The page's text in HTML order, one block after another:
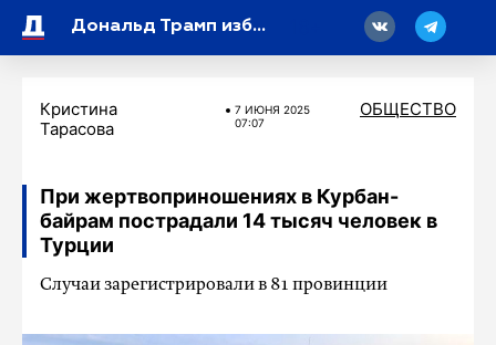
Дональд Трамп избавится от купленной в марте красной «Teслы»
Кристина
Тарасова
7 ИЮНЯ 2025
07:07
ОБЩЕСТВО
При жертвоприношениях в Курбан-
байрам пострадали 14 тысяч человек в
Турции
Случаи зарегистрировали в 81 провинции